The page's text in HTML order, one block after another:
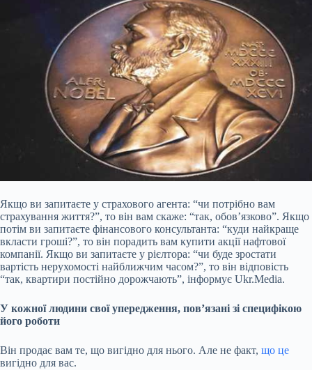
Якщо ви запитаєте у страхового агента: “чи потрібно вам
страхування життя?”, то він вам скаже: “так, обов’язково”. Якщо
потім ви запитаєте фінансового консультанта: “куди найкраще
вкласти гроші?”, то він порадить вам купити акції нафтової
компанії. Якщо ви запитаєте у рієлтора: “чи буде зростати
вартість нерухомості найближчим часом?”, то він відповість
“так, квартири постійно дорожчають”, інформує Ukr.Media.
У кожної людини свої упередження, пов’язані зі специфікою
його роботи
Він продає вам те, що вигідно для нього. Але не факт, що це
вигідно для вас.